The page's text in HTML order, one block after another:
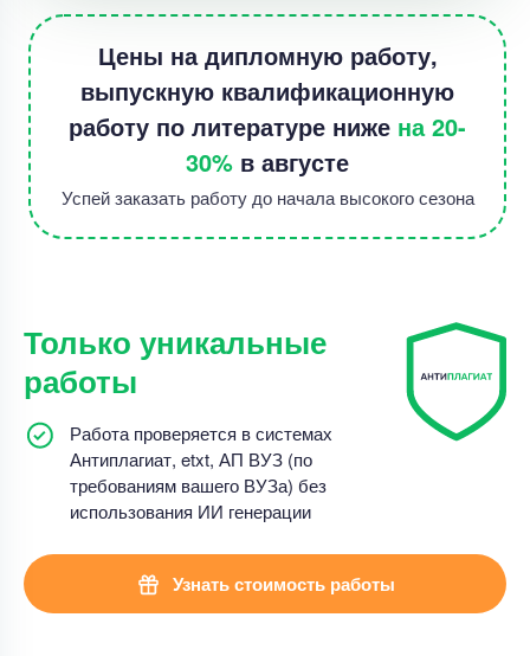
Цены на дипломную работу,
выпускную квалификационную
работу по литературе ниже на 20-
30% в августе
Успей заказать работу до начала высокого сезона
Только уникальные
работы
Работа проверяется в системах
Антиплагиат, etxt, АП ВУЗ (по
требованиям вашего ВУЗа) без
использования ИИ генерации
Узнать стоимость работы